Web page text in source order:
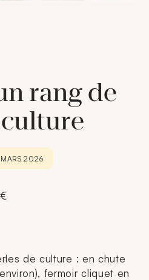
rang de
2026
de culture : en chute
fermoir cliquet en